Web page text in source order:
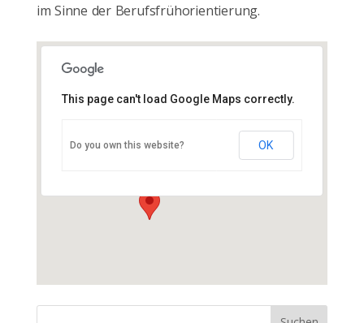
im Sinne der Berufsfrühorientierung.
Straße des Friedens 12 - Banzkow
This page can't load Google Maps correctly.
Do you own this website? OK